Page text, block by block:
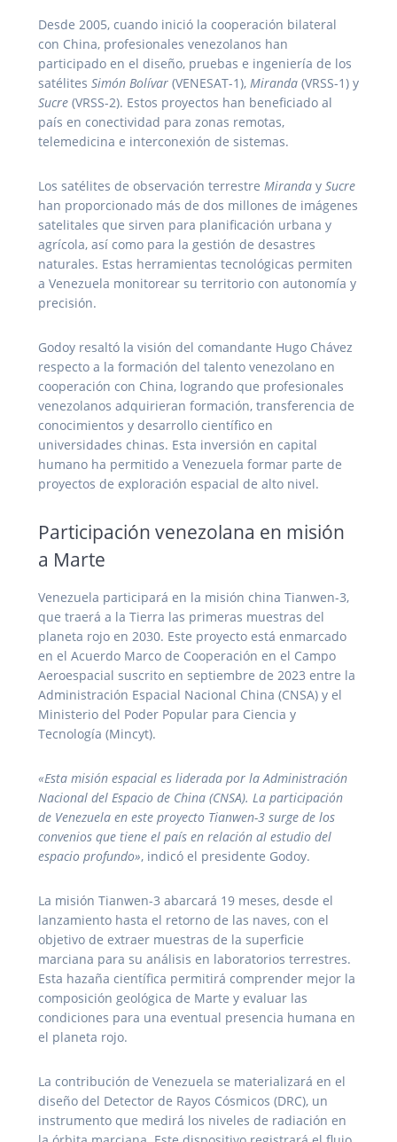
Desde 2005, cuando inició la cooperación bilateral
con China, profesionales venezolanos han
participado en el diseño, pruebas e ingeniería de los
satélites Simón Bolívar (VENESAT-1), Miranda (VRSS-1) y
Sucre (VRSS-2). Estos proyectos han beneficiado al
país en conectividad para zonas remotas,
telemedicina e interconexión de sistemas.
Los satélites de observación terrestre Miranda y Sucre
han proporcionado más de dos millones de imágenes
satelitales que sirven para planificación urbana y
agrícola, así como para la gestión de desastres
naturales. Estas herramientas tecnológicas permiten
a Venezuela monitorear su territorio con autonomía y
precisión.
Godoy resaltó la visión del comandante Hugo Chávez
respecto a la formación del talento venezolano en
cooperación con China, logrando que profesionales
venezolanos adquirieran formación, transferencia de
conocimientos y desarrollo científico en
universidades chinas. Esta inversión en capital
humano ha permitido a Venezuela formar parte de
proyectos de exploración espacial de alto nivel.
Participación venezolana en misión
a Marte
Venezuela participará en la misión china Tianwen-3,
que traerá a la Tierra las primeras muestras del
planeta rojo en 2030. Este proyecto está enmarcado
en el Acuerdo Marco de Cooperación en el Campo
Aeroespacial suscrito en septiembre de 2023 entre la
Administración Espacial Nacional China (CNSA) y el
Ministerio del Poder Popular para Ciencia y
Tecnología (Mincyt).
«Esta misión espacial es liderada por la Administración
Nacional del Espacio de China (CNSA). La participación
de Venezuela en este proyecto Tianwen-3 surge de los
convenios que tiene el país en relación al estudio del
espacio profundo», indicó el presidente Godoy.
La misión Tianwen-3 abarcará 19 meses, desde el
lanzamiento hasta el retorno de las naves, con el
objetivo de extraer muestras de la superficie
marciana para su análisis en laboratorios terrestres.
Esta hazaña científica permitirá comprender mejor la
composición geológica de Marte y evaluar las
condiciones para una eventual presencia humana en
el planeta rojo.
La contribución de Venezuela se materializará en el
diseño del Detector de Rayos Cósmicos (DRC), un
instrumento que medirá los niveles de radiación en